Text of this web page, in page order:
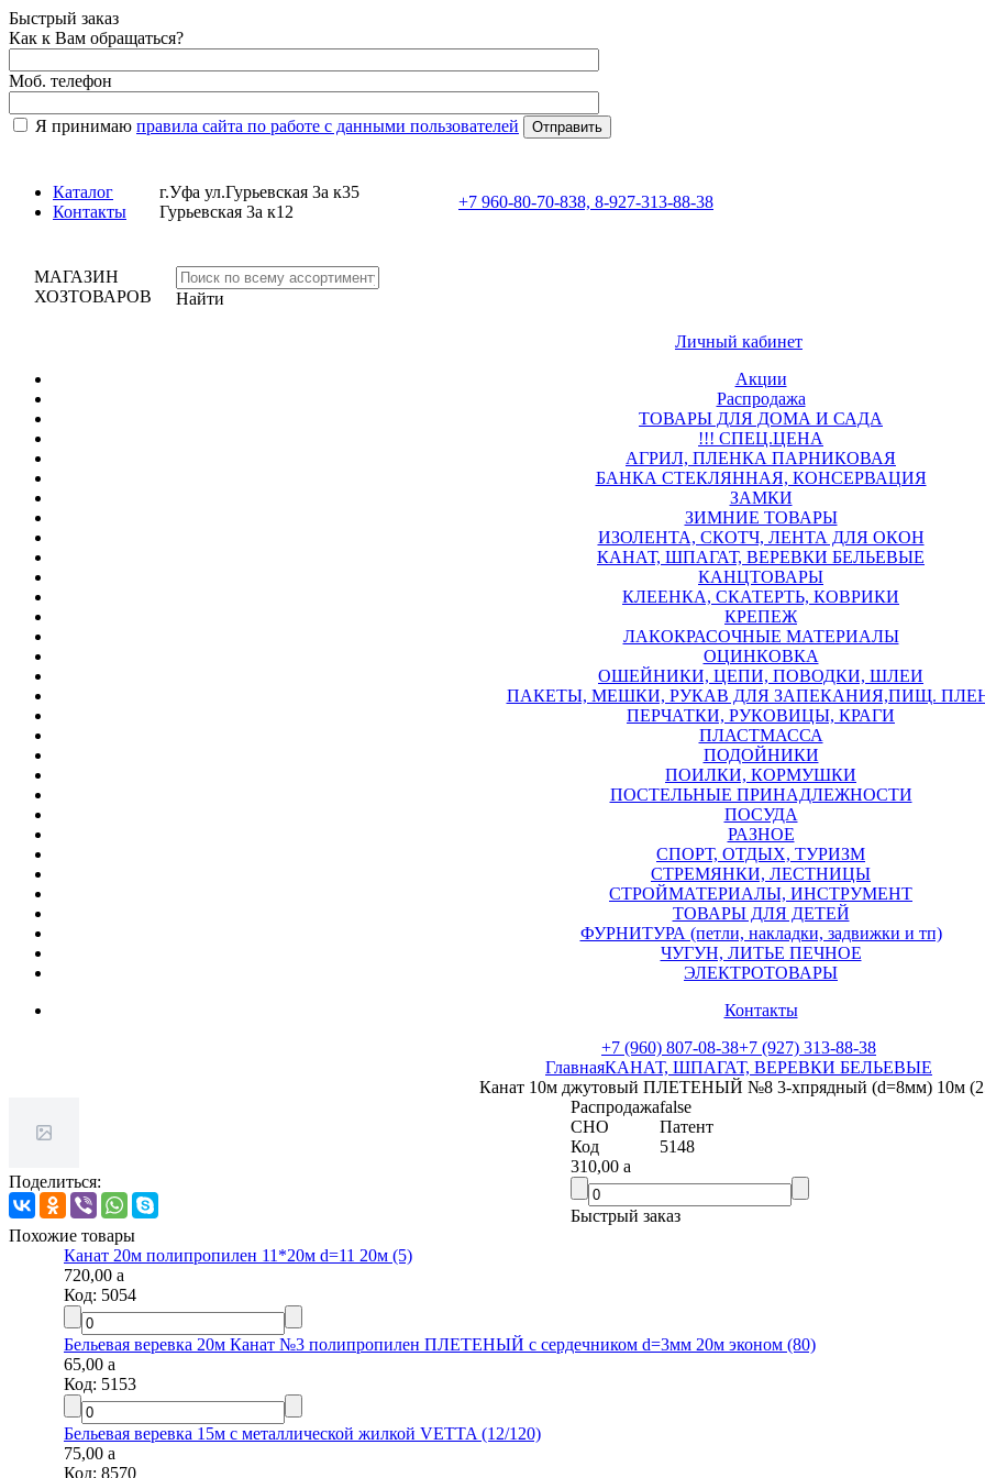
Быстрый заказ
Как к Вам обращаться?
Моб. телефон
Я принимаю правила сайта по работе с данными пользователей
Каталог
Контакты
г.Уфа ул.Гурьевская 3а к35
Гурьевская 3а к12
+7 960-80-70-838, 8-927-313-88-38
МАГАЗИН
ХОЗТОВАРОВ
Найти
Личный кабинет
Акции
Распродажа
ТОВАРЫ ДЛЯ ДОМА И САДА
!!! СПЕЦ.ЦЕНА
АГРИЛ, ПЛЕНКА ПАРНИКОВАЯ
БАНКА СТЕКЛЯННАЯ, КОНСЕРВАЦИЯ
ЗАМКИ
ЗИМНИЕ ТОВАРЫ
ИЗОЛЕНТА, СКОТЧ, ЛЕНТА ДЛЯ ОКОН
КАНАТ, ШПАГАТ, ВЕРЕВКИ БЕЛЬЕВЫЕ
КАНЦТОВАРЫ
КЛЕЕНКА, СКАТЕРТЬ, КОВРИКИ
КРЕПЕЖ
ЛАКОКРАСОЧНЫЕ МАТЕРИАЛЫ
ОЦИНКОВКА
ОШЕЙНИКИ, ЦЕПИ, ПОВОДКИ, ШЛЕИ
ПАКЕТЫ, МЕШКИ, РУКАВ ДЛЯ ЗАПЕКАНИЯ,ПИЩ.
ПЕРЧАТКИ, РУКОВИЦЫ, КРАГИ
ПЛАСТМАССА
ПОДОЙНИКИ
ПОИЛКИ, КОРМУШКИ
ПОСТЕЛЬНЫЕ ПРИНАДЛЕЖНОСТИ
ПОСУДА
РАЗНОЕ
СПОРТ, ОТДЫХ, ТУРИЗМ
СТРЕМЯНКИ, ЛЕСТНИЦЫ
СТРОЙМАТЕРИАЛЫ, ИНСТРУМЕНТ
ТОВАРЫ ДЛЯ ДЕТЕЙ
ФУРНИТУРА (петли, накладки, задвижки и тп)
ЧУГУН, ЛИТЬЕ ПЕЧНОЕ
ЭЛЕКТРОТОВАРЫ
Контакты
+7 (960) 807-08-38+7 (927) 313-88-38
ГлавнаяКАНАТ, ШПАГАТ, ВЕРЕВКИ БЕЛЬЕВЫЕ
Канат 10м джутовый ПЛЕТЕНЫЙ №8 3-хпрядный (d=8мм) 10м
Поделиться:
Распродажаfalse
СНО
Патент
Код
5148
310,00 a
Быстрый заказ
Похожие товары
Канат 20м полипропилен 11*20м d=11 20м (5)
720,00 a
Код: 5054
Бельевая веревка 20м Канат №3 полипропилен ПЛЕТЕНЫЙ с сердечником d=3мм 20м эконом (80)
65,00 a
Код: 5153
Бельевая веревка 15м с металлической жилкой VETTA (12/120)
75,00 a
Код: 8570